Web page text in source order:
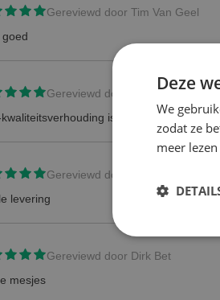
Gereviewd door Tim Van Geel
goed
Gereviewd door
Maikel Kremer
is TOP!
Gereviewd door
levering
Gereviewd door Dirk Bet
mesjes
Deze
We
zodat ze
meer